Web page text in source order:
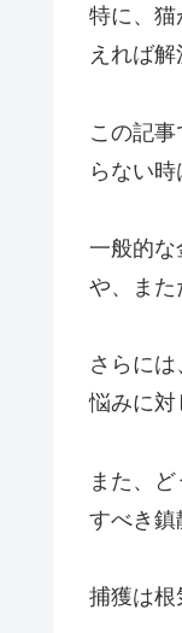
特に、猫
えれば
この記
らない
一般的な
や、また
さらに
悩みに対
また、
すべき鎮
捕獲は根